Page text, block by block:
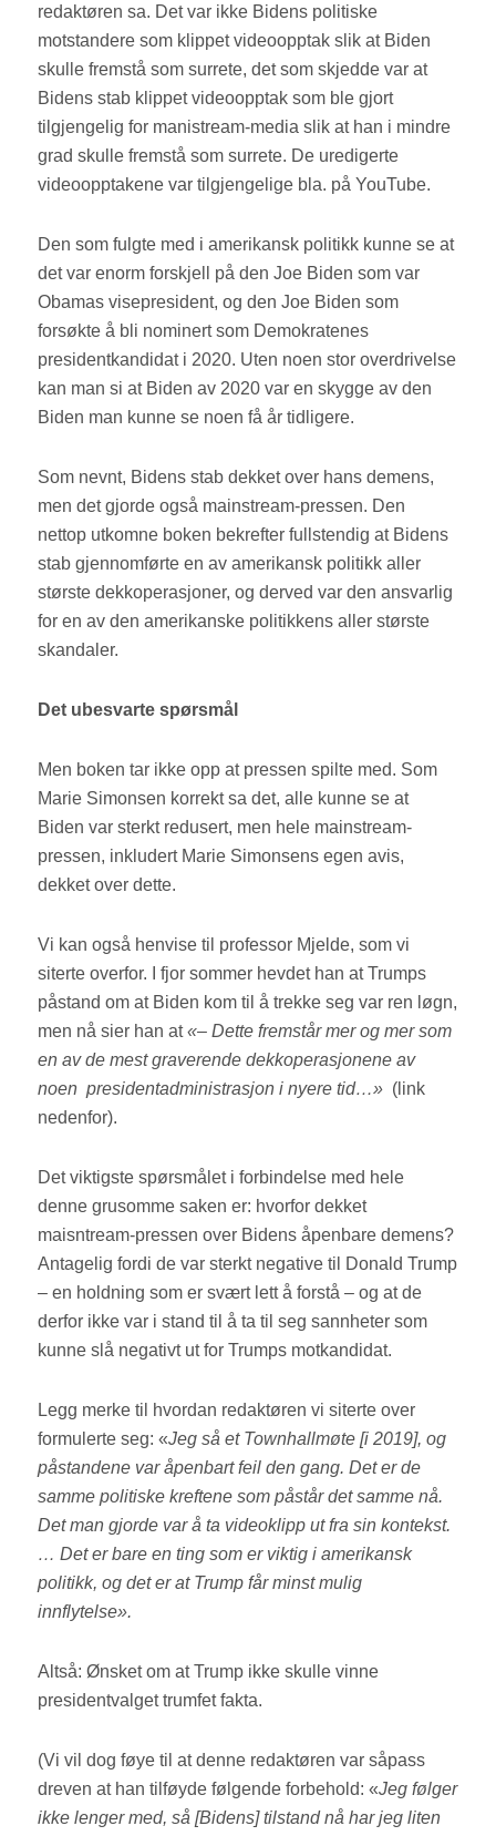
redaktøren sa. Det var ikke Bidens politiske
motstandere som klippet videoopptak slik at Biden
skulle fremstå som surrete, det som skjedde var at
Bidens stab klippet videoopptak som ble gjort
tilgjengelig for manistream-media slik at han i mindre
grad skulle fremstå som surrete. De uredigerte
videoopptakene var tilgjengelige bla. på YouTube.
Den som fulgte med i amerikansk politikk kunne se at
det var enorm forskjell på den Joe Biden som var
Obamas visepresident, og den Joe Biden som
forsøkte å bli nominert som Demokratenes
presidentkandidat i 2020. Uten noen stor overdrivelse
kan man si at Biden av 2020 var en skygge av den
Biden man kunne se noen få år tidligere.
Som nevnt, Bidens stab dekket over hans demens,
men det gjorde også mainstream-pressen. Den
nettop utkomne boken bekrefter fullstendig at Bidens
stab gjennomførte en av amerikansk politikk aller
største dekkoperasjoner, og derved var den ansvarlig
for en av den amerikanske politikkens aller største
skandaler.
Det ubesvarte spørsmål
Men boken tar ikke opp at pressen spilte med. Som
Marie Simonsen korrekt sa det, alle kunne se at
Biden var sterkt redusert, men hele mainstream-
pressen, inkludert Marie Simonsens egen avis,
dekket over dette.
Vi kan også henvise til professor Mjelde, som vi
siterte overfor. I fjor sommer hevdet han at Trumps
påstand om at Biden kom til å trekke seg var ren løgn,
men nå sier han at«– Dette fremstår mer og mer som
en av de mest graverende dekkoperasjonene av
noen presidentadministrasjon i nyere tid…» (link
nedenfor).
Det viktigste spørsmålet i forbindelse med hele
denne grusomme saken er: hvorfor dekket
maisntream-pressen over Bidens åpenbare demens?
Antagelig fordi de var sterkt negative til Donald Trump
– en holdning som er svært lett å forstå – og at de
derfor ikke var i stand til å ta til seg sannheter som
kunne slå negativt ut for Trumps motkandidat.
Legg merke til hvordan redaktøren vi siterte over
formulerte seg: «Jeg så et Townhallmøte [i 2019], og
påstandene var åpenbart feil den gang. Det er de
samme politiske kreftene som påstår det samme nå.
Det man gjorde var å ta videoklipp ut fra sin kontekst.
… Det er bare en ting som er viktig i amerikansk
politikk, og det er at Trump får minst mulig
innflytelse».
Altså: Ønsket om at Trump ikke skulle vinne
presidentvalget trumfet fakta.
(Vi vil dog føye til at denne redaktøren var såpass
dreven at han tilføyde følgende forbehold: «Jeg følger
ikke lenger med, så [Bidens] tilstand nå har jeg liten